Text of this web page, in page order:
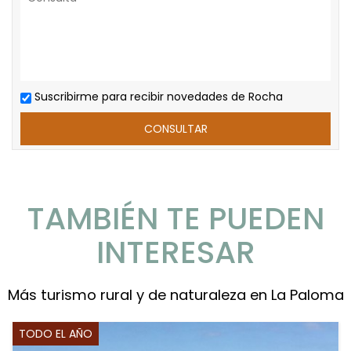
Suscribirme para recibir novedades de Rocha
TAMBIÉN TE PUEDEN
INTERESAR
Más turismo rural y de naturaleza en La Paloma
TODO EL AÑO